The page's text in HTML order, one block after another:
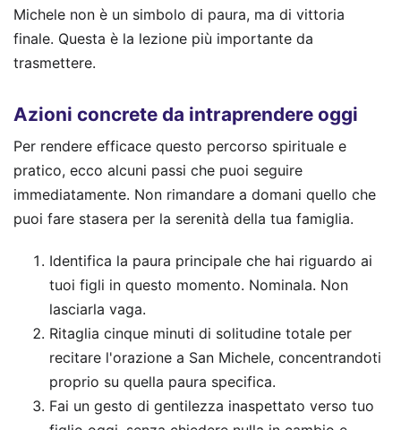
Michele non è un simbolo di paura, ma di vittoria
finale. Questa è la lezione più importante da
trasmettere.
Azioni concrete da intraprendere oggi
Per rendere efficace questo percorso spirituale e
pratico, ecco alcuni passi che puoi seguire
immediatamente. Non rimandare a domani quello che
puoi fare stasera per la serenità della tua famiglia.
Identifica la paura principale che hai riguardo ai
tuoi figli in questo momento. Nominala. Non
lasciarla vaga.
Ritaglia cinque minuti di solitudine totale per
recitare l'orazione a San Michele, concentrandoti
proprio su quella paura specifica.
Fai un gesto di gentilezza inaspettato verso tuo